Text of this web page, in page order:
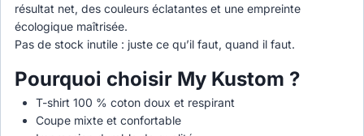
résultat net, des couleurs éclatantes et une empreinte
écologique maîtrisée.
Pas de stock inutile : juste ce qu’il faut, quand il faut.
Pourquoi choisir My Kustom ?
T-shirt 100 % coton doux et respirant
Coupe mixte et confortable